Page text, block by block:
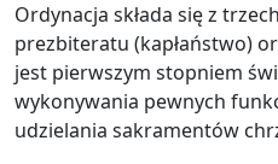
Ordynacja składa się z
prezbiteratu (kapłaństwo)
jest pierwszym stopniem
wykonywania pewnych
udzielania sakramentów